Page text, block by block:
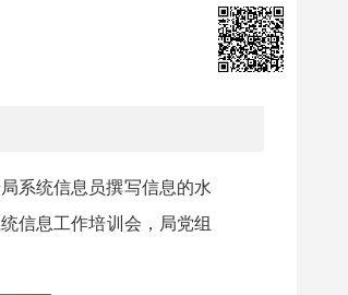
系统信息员撰写信息的水
信息工作培训会，局党组